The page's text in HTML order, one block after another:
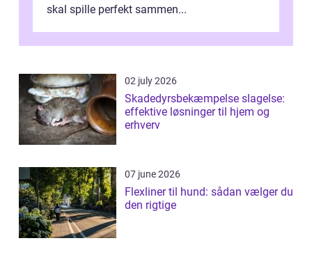
skal spille perfekt sammen...
02 july 2026
Skadedyrsbekæmpelse slagelse:
effektive løsninger til hjem og
erhverv
07 june 2026
Flexliner til hund: sådan vælger du
den rigtige